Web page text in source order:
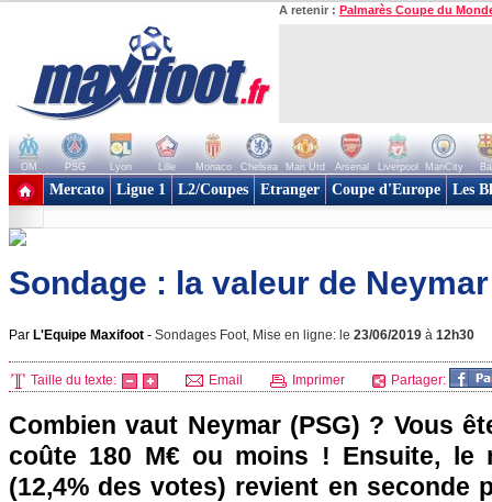
A retenir : Palmarès Coupe du
OM PSG Lyon Lille Monaco Chelsea Man Utd Arsenal Liverpool ManCity
+ de clubs
Mercato Ligue 1 L2/Coupes Etranger Coupe d'Europe Les
Sondage : la valeur de
Par L'Equipe Maxifoot - Sondages Foot, Mise en ligne: le 23/06/2019 à 12h30
Taille du texte: Email Imprimer Partager:
Combien vaut Neymar (PSG) ? Vous
coûte 180 M€ ou moins ! Ensuite, le
(12,4% des votes) revient en seconde